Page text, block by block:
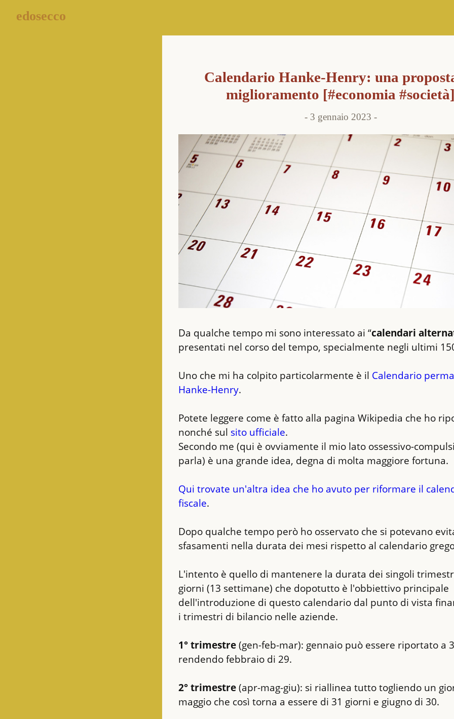
edosecco
Calendario Hanke-Henry: una
miglioramento [#economia #società]
3 gennaio 2023
Da qualche tempo mi sono interessato ai “calendari
presentati nel corso del tempo, specialmente negli ultimi
Uno che mi ha colpito particolarmente è il Calendario
Hanke-Henry.
Potete leggere come è fatto alla pagina Wikipedia che ho
nonché sul sito ufficiale.
Secondo me (qui è ovviamente il mio lato ossessivo-
parla) è una grande idea, degna di molta maggiore fortuna.
Qui trovate un'altra idea che ho avuto per riformare il
fiscale.
Dopo qualche tempo però ho osservato che si potevano
sfasamenti nella durata dei mesi rispetto al calendario
L'intento è quello di mantenere la durata dei singoli
giorni (13 settimane) che dopotutto è l'obbiettivo principale
dell'introduzione di questo calendario dal punto di vista
i trimestri di bilancio nelle aziende.
1° trimestre (gen-feb-mar): gennaio può essere riportato a
rendendo febbraio di 29.
2° trimestre (apr-mag-giu): si riallinea tutto togliendo un
maggio che così torna a essere di 31 giorni e giugno di 30.